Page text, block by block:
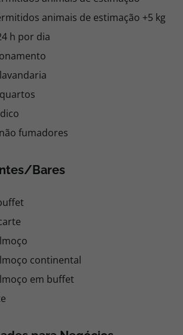
animais de estimação +5 kg
h por dia
fumadores
Bares
continental
em buffet